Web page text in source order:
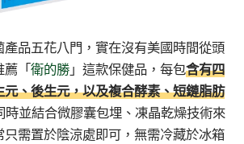
品五花八門，實在沒有美國時間從頭
薦「衛的勝 」這款保健品，每包含有四
、後生元，以及複合酵素、短鏈脂肪
時並結合微膠囊包埋、凍晶乾燥技術來
需置於陰涼處即可，無需冷藏於冰箱